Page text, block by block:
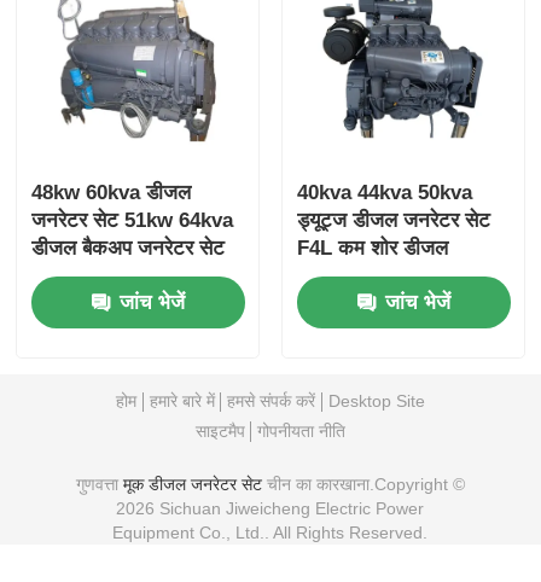
48kw 60kva डीजल
जनरेटर सेट 51kw 64kva
डीजल बैकअप जनरेटर सेट
जांच भेजें
40kva 44kva 50kva
ड्यूट्ज डीजल जनरेटर सेट
F4L कम शोर डीजल
जनरेटर
जांच भेजें
होम हमारे बारे में हमसे संपर्क करें
Desktop Site
साइटमैप
गोपनीयता नीति
गुणवत्ता मूक डीजल जनरेटर सेटचीन का कारखाना.Copyright ©
2026 Sichuan Jiweicheng Electric Power
Equipment Co., Ltd.. All Rights Reserved.